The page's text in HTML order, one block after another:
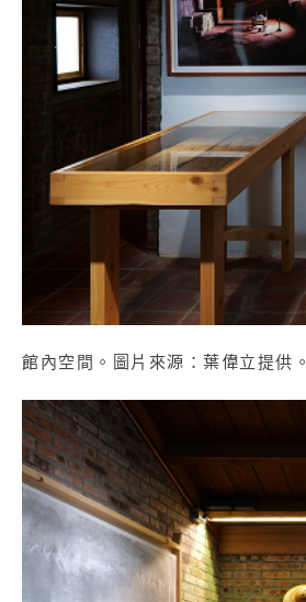
館內空間。圖片來源：葉偉立提供。